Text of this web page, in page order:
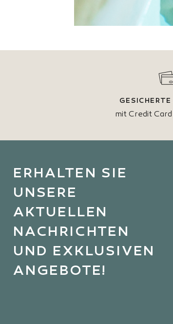
mit Credit
ERHALTEN SIE
UNSERE
AKTUELLEN
NACHRICHTEN
UND EXKLUSIVEN
ANGEBOTE!